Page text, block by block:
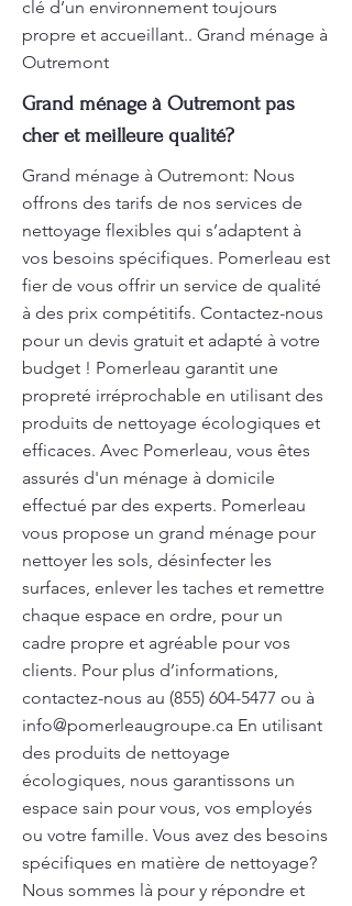
clé d’un environnement toujours
propre et accueillant.. Grand ménage à
Outremont
Grand ménage à Outremont pas
cher et meilleure qualité?
Grand ménage à Outremont: Nous
offrons des tarifs de nos services de
nettoyage flexibles qui s’adaptent à
vos besoins spécifiques. Pomerleau est
fier de vous offrir un service de qualité
à des prix compétitifs. Contactez-nous
pour un devis gratuit et adapté à votre
budget ! Pomerleau garantit une
propreté irréprochable en utilisant des
produits de nettoyage écologiques et
efficaces. Avec Pomerleau, vous êtes
assurés d'un ménage à domicile
effectué par des experts. Pomerleau
vous propose un grand ménage pour
nettoyer les sols, désinfecter les
surfaces, enlever les taches et remettre
chaque espace en ordre, pour un
cadre propre et agréable pour vos
clients. Pour plus d’informations,
contactez-nous au (855) 604-5477 ou à
info@pomerleaugroupe.ca En utilisant
des produits de nettoyage
écologiques, nous garantissons un
espace sain pour vous, vos employés
ou votre famille. Vous avez des besoins
spécifiques en matière de nettoyage?
Nous sommes là pour y répondre et